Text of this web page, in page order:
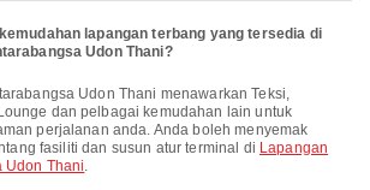
lapangan terbang yang tersedia di
Udon Thani?
dan pelbagai kemudahan lain untuk
perjalanan anda. Anda boleh menyemak
fasiliti dan susun atur terminal di Lapangan
Udon Thani.